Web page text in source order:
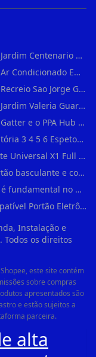
Bairros Atendidos Portao Automatico Sp Jardim Centenario Guarulhos Sp Motor Para Portao Automatico Eletronico
Curso Para Instalacao E Manutencao De Ar Condicionado Em Sao Paulo
Bairros Atendidos Portao Automatico Sp Recreio Sao Jorge Guarulhos Sp Motor Para Portao Automatico Eletronico
Bairros Atendidos Portao Automatico Sp Jardim Valeria Guarulhos Sp Motor Para Portao Automatico Eletronico
Qual a diferença entre o motor Peccinin Gatter e o PPA Hub em Vila Romana?
Motor Para Churrasqueira Gira Grill Giratória 3 4 5 6 Espetos Gme Maxtorque Bivo em Cidade Dutra
Central Placa Motor Basculante Deslizante Universal X1 Full Range 433mhz em Vila Prudente
O que causa o empenamento de um portão basculante e como evitar em Campo Belo?
O que é o "Modo Reversa" e por que ele é fundamental no dia a dia em Itapevi?
Kit 5/10 Controle Universal 433Mhz Compatível Portão Eletrônico Garagem Residenc em Pinheiros
Instalação e
Todos os direitos
este site contém
sobre compras
apresentados são
e estão sujeitos a
parceira.
alta